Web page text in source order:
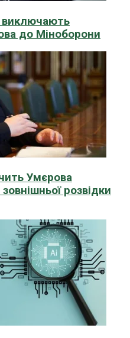
виключають
до Міноборони
Умєрова
розвідки